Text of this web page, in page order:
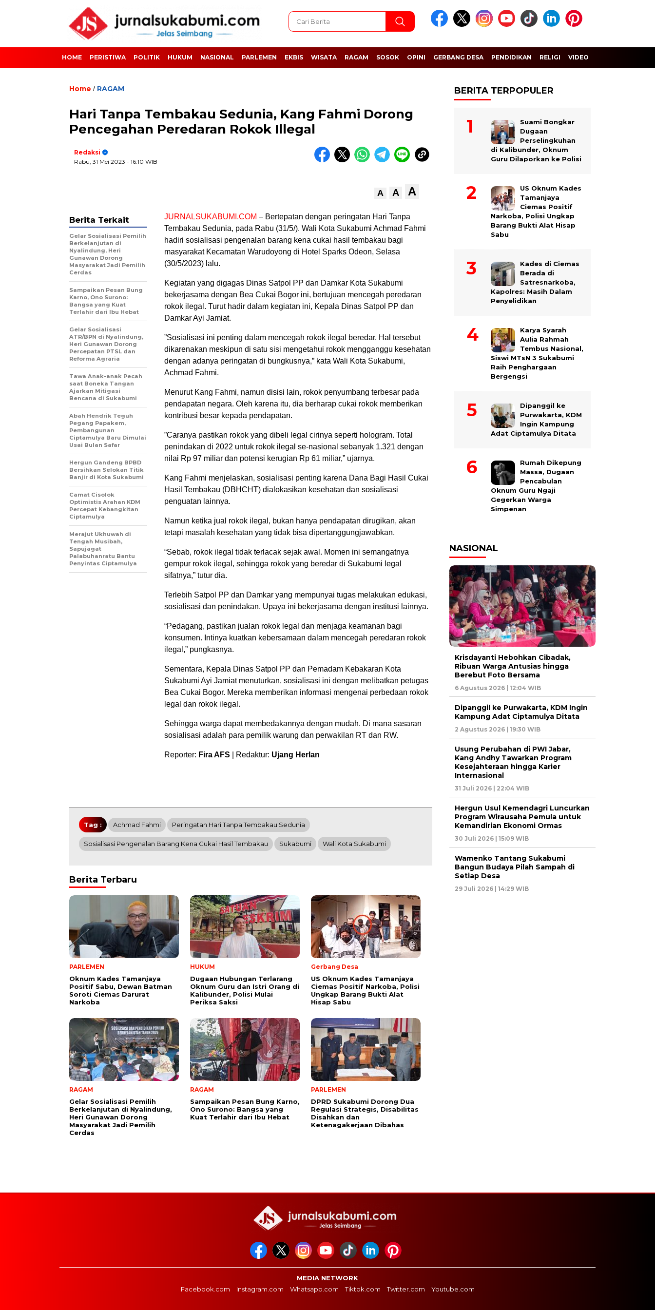
HOME PERISTIWA POLITIK HUKUM NASIONAL PARLEMEN EKBIS WISATA RAGAM SOSOK OPINI GERBANG DESA PENDIDIKAN RELIGI VIDEO
Home / RAGAM
Hari Tanpa Tembakau Sedunia, Kang Fahmi Dorong
Pencegahan Peredaran Rokok Illegal
Redaksi
Rabu, 31 Mei 2023 - 16:10 WIB
A A A
JURNALSUKABUMI.COM – Bertepatan dengan peringatan Hari Tanpa
Tembakau Sedunia, pada Rabu (31/5/). Wali Kota Sukabumi Achmad Fahmi
hadiri sosialisasi pengenalan barang kena cukai hasil tembakau bagi
masyarakat Kecamatan Warudoyong di Hotel Sparks Odeon, Selasa
(30/5/2023) lalu.
Kegiatan yang digagas Dinas Satpol PP dan Damkar Kota Sukabumi
bekerjasama dengan Bea Cukai Bogor ini, bertujuan mencegah peredaran
rokok ilegal. Turut hadir dalam kegiatan ini, Kepala Dinas Satpol PP dan
Damkar Ayi Jamiat.
”Sosialisasi ini penting dalam mencegah rokok ilegal beredar. Hal tersebut
dikarenakan meskipun di satu sisi mengetahui rokok mengganggu kesehatan
dengan adanya peringatan di bungkusnya,” kata Wali Kota Sukabumi,
Achmad Fahmi.
Menurut Kang Fahmi, namun disisi lain, rokok penyumbang terbesar pada
pendapatan negara. Oleh karena itu, dia berharap cukai rokok memberikan
kontribusi besar kepada pendapatan.
”Caranya pastikan rokok yang dibeli legal cirinya seperti hologram. Total
penindakan di 2022 untuk rokok ilegal se-nasional sebanyak 1.321 dengan
nilai Rp 97 miliar dan potensi kerugian Rp 61 miliar,” ujarnya.
Kang Fahmi menjelaskan, sosialisasi penting karena Dana Bagi Hasil Cukai
Hasil Tembakau (DBHCHT) dialokasikan kesehatan dan sosialisasi
penguatan lainnya.
Namun ketika jual rokok ilegal, bukan hanya pendapatan dirugikan, akan
tetapi masalah kesehatan yang tidak bisa dipertanggungjawabkan.
“Sebab, rokok ilegal tidak terlacak sejak awal. Momen ini semangatnya
gempur rokok ilegal, sehingga rokok yang beredar di Sukabumi legal
sifatnya,” tutur dia.
Terlebih Satpol PP dan Damkar yang mempunyai tugas melakukan edukasi,
sosialisasi dan penindakan. Upaya ini bekerjasama dengan institusi lainnya.
“Pedagang, pastikan jualan rokok legal dan menjaga keamanan bagi
konsumen. Intinya kuatkan kebersamaan dalam mencegah peredaran rokok
ilegal,” pungkasnya.
Sementara, Kepala Dinas Satpol PP dan Pemadam Kebakaran Kota
Sukabumi Ayi Jamiat menuturkan, sosialisasi ini dengan melibatkan petugas
Bea Cukai Bogor. Mereka memberikan informasi mengenai perbedaan rokok
legal dan rokok ilegal.
Sehingga warga dapat membedakannya dengan mudah. Di mana sasaran
sosialisasi adalah para pemilik warung dan perwakilan RT dan RW.
Reporter: Fira AFS | Redaktur: Ujang Herlan
Berita Terkait
Gelar Sosialisasi Pemilih
Berkelanjutan di
Nyalindung, Heri
Gunawan Dorong
Masyarakat Jadi Pemilih
Cerdas
Sampaikan Pesan Bung
Karno, Ono Surono:
Bangsa yang Kuat
Terlahir dari Ibu Hebat
Gelar Sosialisasi
ATR/BPN di Nyalindung,
Heri Gunawan Dorong
Percepatan PTSL dan
Reforma Agraria
Tawa Anak-anak Pecah
saat Boneka Tangan
Ajarkan Mitigasi
Bencana di Sukabumi
Abah Hendrik Teguh
Pegang Papakem,
Pembangunan
Ciptamulya Baru Dimulai
Usai Bulan Safar
Hergun Gandeng BPBD
Bersihkan Selokan Titik
Banjir di Kota Sukabumi
Camat Cisolok
Optimistis Arahan KDM
Percepat Kebangkitan
Ciptamulya
Merajut Ukhuwah di
Tengah Musibah,
Sapujagat
Palabuhanratu Bantu
Penyintas Ciptamulya
Tag : Achmad Fahmi Peringatan Hari Tanpa Tembakau Sedunia
Sosialisasi Pengenalan Barang Kena Cukai Hasil Tembakau Sukabumi Wali Kota Sukabumi
Berita Terbaru
PARLEMEN
Oknum Kades Tamanjaya
Positif Sabu, Dewan Batman
Soroti Ciemas Darurat
Narkoba
HUKUM
Dugaan Hubungan Terlarang
Oknum Guru dan Istri Orang di
Kalibunder, Polisi Mulai
Periksa Saksi
Gerbang Desa
US Oknum Kades Tamanjaya
Ciemas Positif Narkoba, Polisi
Ungkap Barang Bukti Alat
Hisap Sabu
RAGAM
Gelar Sosialisasi Pemilih
Berkelanjutan di Nyalindung,
Heri Gunawan Dorong
Masyarakat Jadi Pemilih
Cerdas
RAGAM
Sampaikan Pesan Bung Karno,
Ono Surono: Bangsa yang
Kuat Terlahir dari Ibu Hebat
PARLEMEN
DPRD Sukabumi Dorong Dua
Regulasi Strategis, Disabilitas
Disahkan dan
Ketenagakerjaan Dibahas
BERITA TERPOPULER
Suami Bongkar
Dugaan
Perselingkuhan
di Kalibunder, Oknum
Guru Dilaporkan ke Polisi
US Oknum Kades
Tamanjaya
Ciemas Positif
Narkoba, Polisi Ungkap
Barang Bukti Alat Hisap
Sabu
Kades di Ciemas
Berada di
Satresnarkoba,
Kapolres: Masih Dalam
Penyelidikan
Karya Syarah
Aulia Rahmah
Tembus Nasional,
Siswi MTsN 3 Sukabumi
Raih Penghargaan
Bergengsi
Dipanggil ke
Purwakarta, KDM
Ingin Kampung
Adat Ciptamulya Ditata
Rumah Dikepung
Massa, Dugaan
Pencabulan
Oknum Guru Ngaji
Gegerkan Warga
Simpenan
NASIONAL
Krisdayanti Hebohkan Cibadak,
Ribuan Warga Antusias hingga
Berebut Foto Bersama
6 Agustus 2026 | 12:04 WIB
Dipanggil ke Purwakarta, KDM Ingin
Kampung Adat Ciptamulya Ditata
2 Agustus 2026 | 19:30 WIB
Usung Perubahan di PWI Jabar,
Kang Andhy Tawarkan Program
Kesejahteraan hingga Karier
Internasional
31 Juli 2026 | 22:04 WIB
Hergun Usul Kemendagri Luncurkan
Program Wirausaha Pemula untuk
Kemandirian Ekonomi Ormas
30 Juli 2026 | 15:09 WIB
Wamenko Tantang Sukabumi
Bangun Budaya Pilah Sampah di
Setiap Desa
29 Juli 2026 | 14:29 WIB
MEDIA NETWORK
Facebook.com
Instagram.com Whatsapp.com Tiktok.com Twitter.com Youtube.com